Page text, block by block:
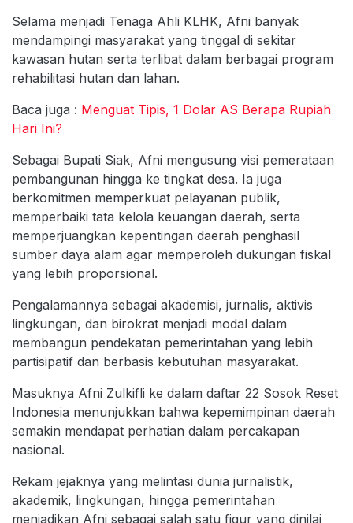
Selama menjadi Tenaga Ahli KLHK, Afni banyak
mendampingi masyarakat yang tinggal di sekitar
kawasan hutan serta terlibat dalam berbagai program
rehabilitasi hutan dan lahan.
Baca juga : Menguat Tipis, 1 Dolar AS Berapa Rupiah
Hari Ini?
Sebagai Bupati Siak, Afni mengusung visi pemerataan
pembangunan hingga ke tingkat desa. Ia juga
berkomitmen memperkuat pelayanan publik,
memperbaiki tata kelola keuangan daerah, serta
memperjuangkan kepentingan daerah penghasil
sumber daya alam agar memperoleh dukungan fiskal
yang lebih proporsional.
Pengalamannya sebagai akademisi, jurnalis, aktivis
lingkungan, dan birokrat menjadi modal dalam
membangun pendekatan pemerintahan yang lebih
partisipatif dan berbasis kebutuhan masyarakat.
Masuknya Afni Zulkifli ke dalam daftar 22 Sosok Reset
Indonesia menunjukkan bahwa kepemimpinan daerah
semakin mendapat perhatian dalam percakapan
nasional.
Rekam jejaknya yang melintasi dunia jurnalistik,
akademik, lingkungan, hingga pemerintahan
menjadikan Afni sebagai salah satu figur yang dinilai